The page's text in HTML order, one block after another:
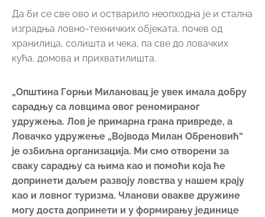
Да би се све ово и остварило неопходна је и стална
изградња ловно-техничких објеката, почев од
хранилица, солишта и чека, па све до ловачких
кућа, домова и прихватилишта.
„Општина Горњи Милановац је увек имала добру
сарадњу са ловцима овог реномираног
удружења. Лов је примарна грана привреде, а
Ловачко удружење „Војвода Милан Обреновић“
је озбиљна организација. Ми смо отворени за
сваку сарадњу са њима као и помоћи која ће
допринети даљем развоју ловства у нашем крају
као и ловног туризма. Чланови овакве дружине
могу доста допринети и у формирању јединице